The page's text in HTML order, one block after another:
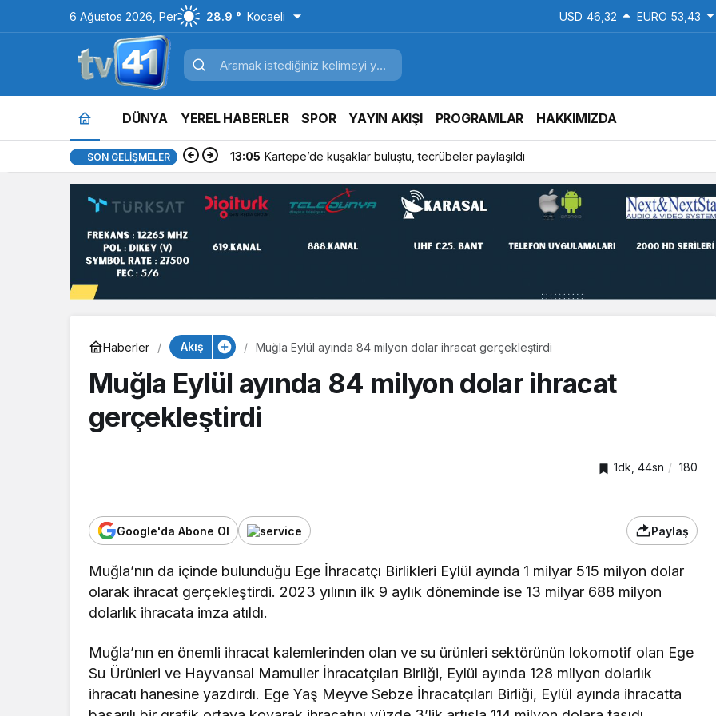
6 Ağustos 2026, Per 28.9 ° Kocaeli USD 46,32 EURO 53,43
DÜNYA YEREL HABERLER SPOR YAYIN AKIŞI PROGRAMLAR HAKKIMIZDA
SON GELIŞMELER 13:05 Kartepe’de kuşaklar buluştu, tecrübeler paylaşıldı
Haberler Akış Muğla Eylül ayında 84 milyon dolar ihracat gerçekleştirdi
Muğla Eylül ayında 84 milyon dolar ihracat
gerçekleştirdi
1dk, 44sn 180
Google'da Abone Ol Paylaş
Muğla’nın da içinde bulunduğu Ege İhracatçı Birlikleri Eylül ayında 1 milyar 515 milyon dolar
olarak ihracat gerçekleştirdi. 2023 yılının ilk 9 aylık döneminde ise 13 milyar 688 milyon
dolarlık ihracata imza atıldı.
Muğla’nın en önemli ihracat kalemlerinden olan ve su ürünleri sektörünün lokomotif olan Ege
Su Ürünleri ve Hayvansal Mamuller İhracatçıları Birliği, Eylül ayında 128 milyon dolarlık
ihracatı hanesine yazdırdı. Ege Yaş Meyve Sebze İhracatçıları Birliği, Eylül ayında ihracatta
Emniyeti’nden
şahıslara yönelik
İki hükümlü
TOP20HABER
Kartepe’de kuşaklar
buluştu, tecrübeler
GENEL
Gebze Ticaret Odası